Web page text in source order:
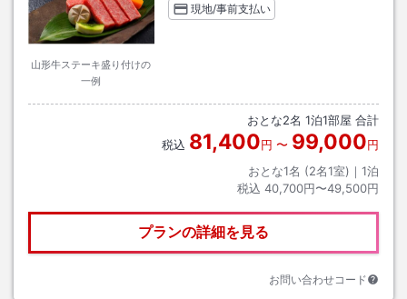
山形牛ステーキ盛り付けの
一例
現地/事前支払い
おとな2名 1泊1部屋 合計
税込 81,400円 〜 99,000円
おとな1名 (2名1室)｜ 1泊
税込 40,700円〜49,500円
プランの詳細を見る
お問い合わせコード